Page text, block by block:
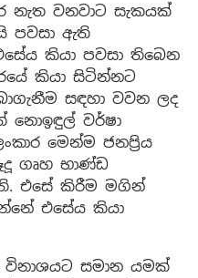
නැත වනවාට සැකයක්
පවසා ඇති
කියා පවසා තිබෙන
කියා සිටින්නට
සඳහා වවන ලද
නොඉඳුල් වර්ෂා
මෙන්ම ජනප්‍රිය
ගෘහ භාණ්ඩ
එසේ කිරීම මගින්
එසේය කියා
සමාන යමක්